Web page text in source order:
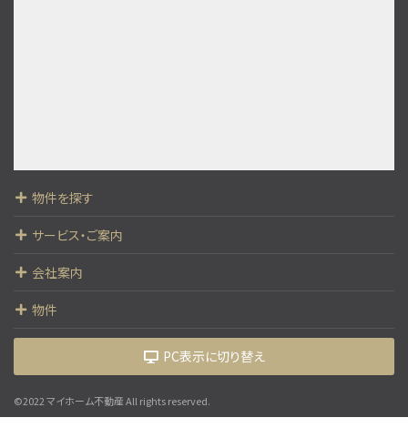
3,280万円
物件を探す
サービス・ご案内
会社案内
物件
PC表示に切り替え
©2022 マイホーム不動産 All rights reserved.